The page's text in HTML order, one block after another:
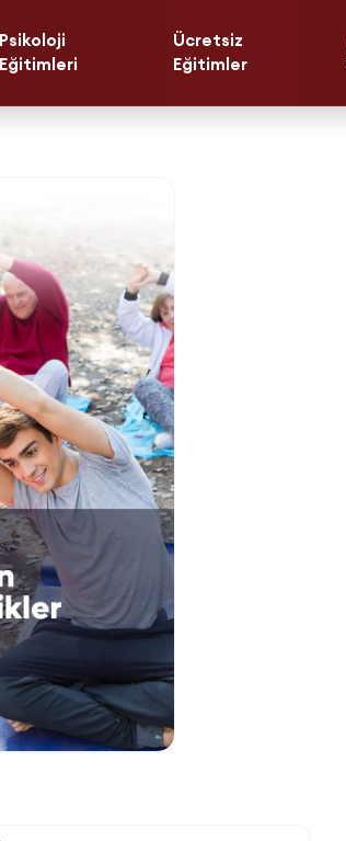
Psikoloji
Eğitimleri
Ücretsiz
Eğitimler